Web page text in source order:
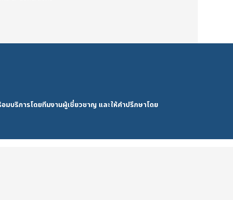
ริการโดยทีมงานผู้เชี่ยวชาญ และให้คำปรึกษาโดย